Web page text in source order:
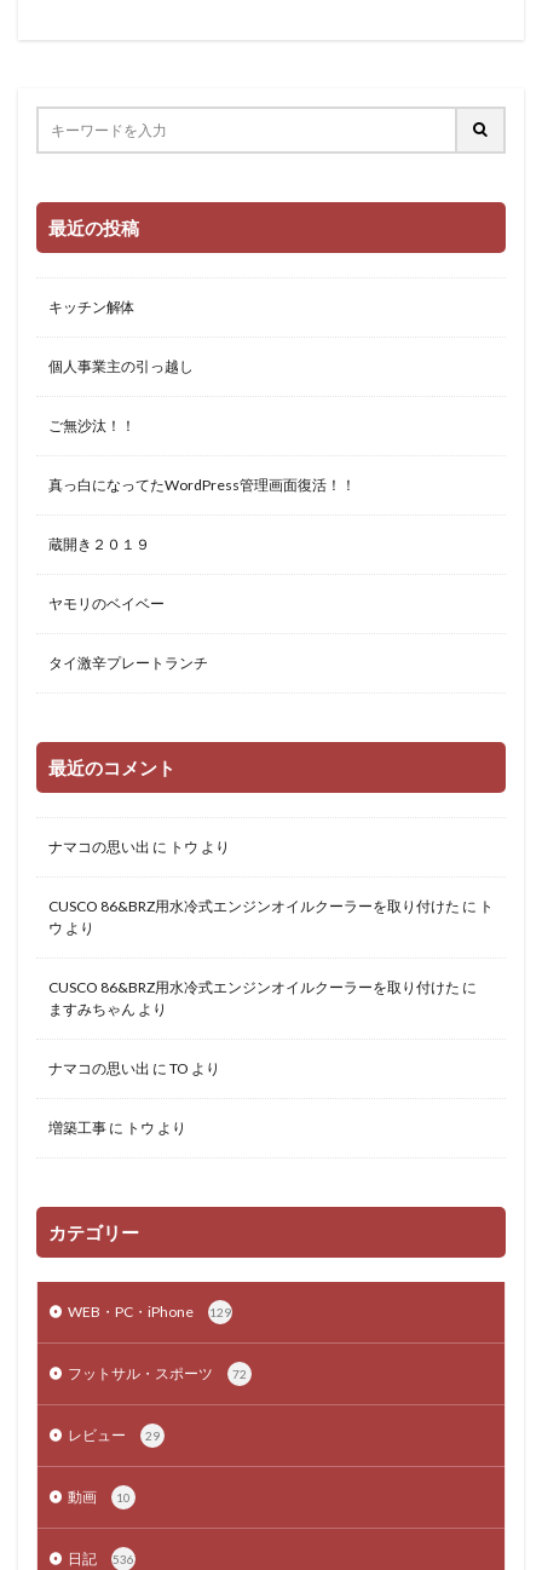
最近の投稿
キッチン解体
個人事業主の引っ越し
ご無沙汰！！
真っ白になってたWordPress管理画面復活！！
蔵開き２０１９
ヤモリのベイベー
タイ激辛プレートランチ
最近のコメント
ナマコの思い出 に トウ より
CUSCO 86&BRZ用水冷式エンジンオイルクーラーを取り付けた に ト
ウ より
CUSCO 86&BRZ用水冷式エンジンオイルクーラーを取り付けた に
ますみちゃん より
ナマコの思い出 に TO より
増築工事 に トウ より
カテゴリー
WEB・PC・iPhone 129
フットサル・スポーツ 72
レビュー 29
動画 10
日記 536